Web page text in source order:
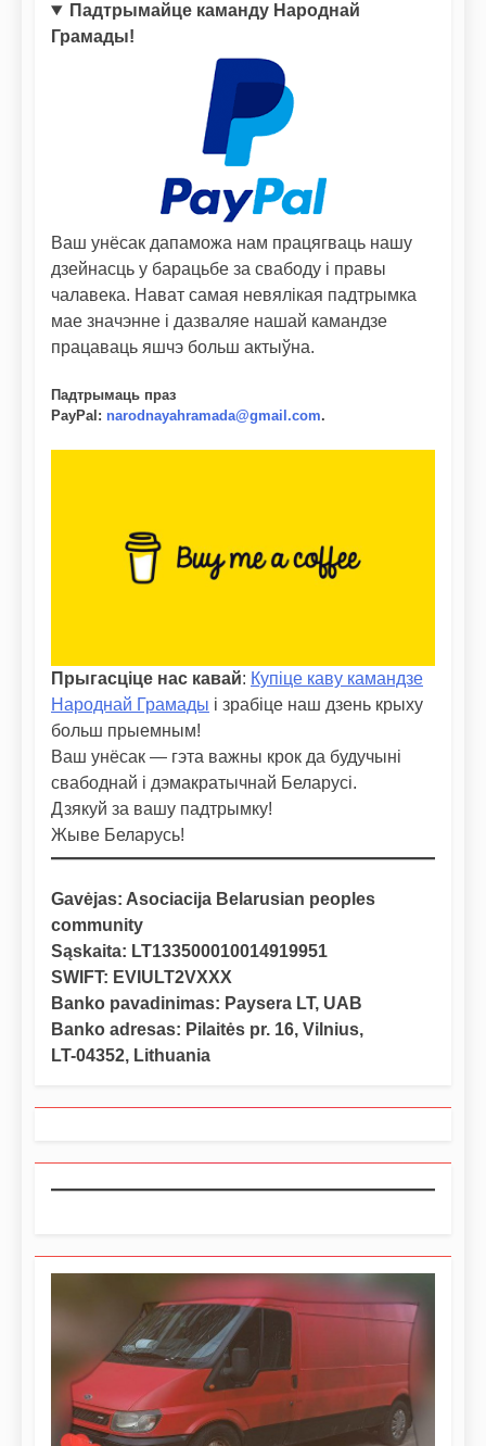
Падтрымайце каманду Народнай
Грамады!
Ваш унёсак дапаможа нам працягваць нашу
дзейнасць у барацьбе за свабоду і правы
чалавека. Нават самая невялікая падтрымка
мае значэнне і дазваляе нашай камандзе
працаваць яшчэ больш актыўна.
Падтрымаць праз
PayPal : narodnayahramada@gmail.com.
Прыгасціце нас кавай: Купіце каву камандзе
Народнай Грамады і зрабіце наш дзень крыху
больш прыемным!
Ваш унёсак — гэта важны крок да будучыні
свабоднай і дэмакратычнай Беларусі.
Дзякуй за вашу падтрымку!
Жыве Беларусь!
Gavėjas: Asociacija Belarusian peoples
community
Sąskaita: LT133500010014919951
SWIFT: EVIULT2VXXX
Banko pavadinimas: Paysera LT, UAB
Banko adresas: Pilaitės pr. 16, Vilnius,
LT-04352, Lithuania